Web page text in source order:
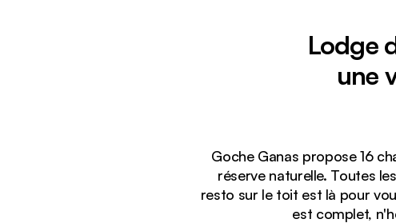
Lodge
une
Goche Ganas propose 16
réserve naturelle. Toutes
resto sur le toit est là pour
est complet,